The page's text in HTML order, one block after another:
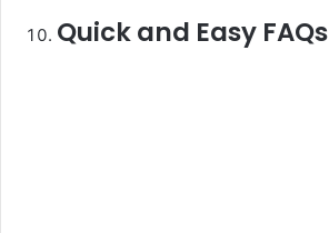
Quick and Easy FAQs